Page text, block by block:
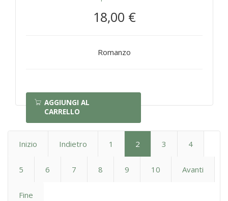
18,00 €
Romanzo
AGGIUNGI AL
CARRELLO
Inizio Indietro 1 2 3 4
5 6 7 8 9 10 Avanti
Fine